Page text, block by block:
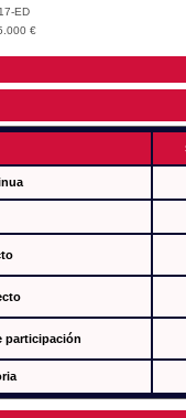
ED
€
participación